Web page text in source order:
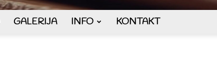
GALERIJA INFO KONTAKT